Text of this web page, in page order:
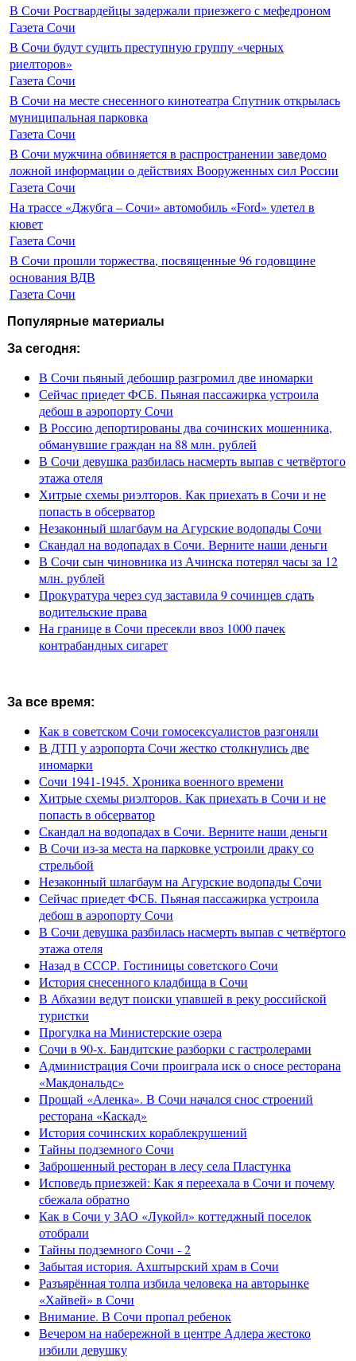
В Сочи Росгвардейцы задержали приезжего с мефедроном
Газета Сочи
В Сочи будут судить преступную группу «черных
риелторов»
Газета Сочи
В Сочи на месте снесенного кинотеатра Спутник открылась
муниципальная парковка
Газета Сочи
В Сочи мужчина обвиняется в распространении заведомо
ложной информации о действиях Вооруженных сил России
Газета Сочи
На трассе «Джубга – Сочи» автомобиль «Ford» улетел в
кювет
Газета Сочи
В Сочи прошли торжества, посвященные 96 годовщине
основания ВДВ
Газета Сочи
Популярные материалы
За сегодня:
В Сочи пьяный дебошир разгромил две иномарки
Сейчас приедет ФСБ. Пьяная пассажирка устроила
дебош в аэропорту Сочи
В Россию депортированы два сочинских мошенника,
обманувшие граждан на 88 млн. рублей
В Сочи девушка разбилась насмерть выпав с четвёртого
этажа отеля
Хитрые схемы риэлторов. Как приехать в Сочи и не
попасть в обсерватор
Незаконный шлагбаум на Агурские водопады Сочи
Скандал на водопадах в Сочи. Верните наши деньги
В Сочи сын чиновника из Ачинска потерял часы за 12
млн. рублей
Прокуратура через суд заставила 9 сочинцев сдать
водительские права
На границе в Сочи пресекли ввоз 1000 пачек
контрабандных сигарет
За все время:
Как в советском Сочи гомосексуалистов разгоняли
В ДТП у аэропорта Сочи жестко столкнулись две
иномарки
Сочи 1941-1945. Хроника военного времени
Хитрые схемы риэлторов. Как приехать в Сочи и не
попасть в обсерватор
Скандал на водопадах в Сочи. Верните наши деньги
В Сочи из-за места на парковке устроили драку со
стрельбой
Незаконный шлагбаум на Агурские водопады Сочи
Сейчас приедет ФСБ. Пьяная пассажирка устроила
дебош в аэропорту Сочи
В Сочи девушка разбилась насмерть выпав с четвёртого
этажа отеля
Назад в СССР. Гостиницы советского Сочи
История снесенного кладбища в Сочи
В Абхазии ведут поиски упавшей в реку российской
туристки
Прогулка на Министерские озера
Сочи в 90-х. Бандитские разборки с гастролерами
Администрация Сочи проиграла иск о сносе ресторана
«Макдональдс»
Прощай «Аленка». В Сочи начался снос строений
ресторана «Каскад»
История сочинских кораблекрушений
Тайны подземного Сочи
Заброшенный ресторан в лесу села Пластунка
Исповедь приезжей: Как я переехала в Сочи и почему
сбежала обратно
Как в Сочи у ЗАО «Лукойл» коттеджный поселок
отобрали
Тайны подземного Сочи - 2
Забытая история. Ахштырский храм в Сочи
Разъярённая толпа избила человека на авторынке
«Хайвей» в Сочи
Внимание. В Сочи пропал ребенок
Вечером на набережной в центре Адлера жестоко
избили девушку